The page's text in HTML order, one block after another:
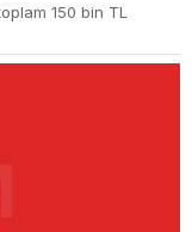
150 bin TL